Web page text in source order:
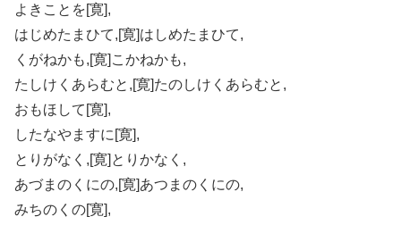
よきことを[寛],
はじめたまひて,[寛]はしめたまひて,
くがねかも,[寛]こかねかも,
たしけくあらむと,[寛]たのしけくあらむと,
おもほして[寛],
したなやますに[寛],
とりがなく,[寛]とりかなく,
あづまのくにの,[寛]あつまのくにの,
みちのくの[寛],